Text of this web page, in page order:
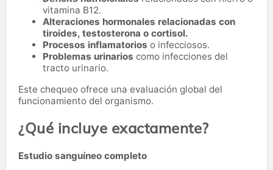
vitamina B12.
Alteraciones hormonales relacionadas con
tiroides, testosterona o cortisol.
Procesos inflamatorios o infecciosos.
Problemas urinarios como infecciones del
tracto urinario.
Este chequeo ofrece una evaluación global del
funcionamiento del organismo.
¿Qué incluye exactamente?
Estudio sanguíneo completo